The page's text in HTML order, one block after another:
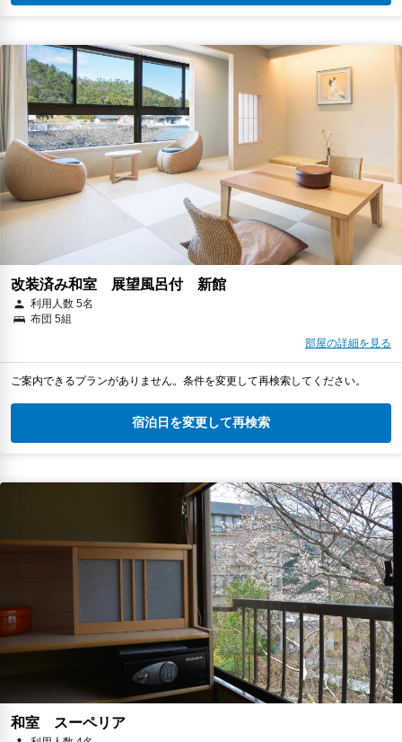
改装済み和室 展望風呂付 新館
利用人数 5名
布団 5組
部屋の詳細を見る
ご案内できるプランがありません。条件を変更して再検索してください。
宿泊日を変更して再検索
和室 スーペリア